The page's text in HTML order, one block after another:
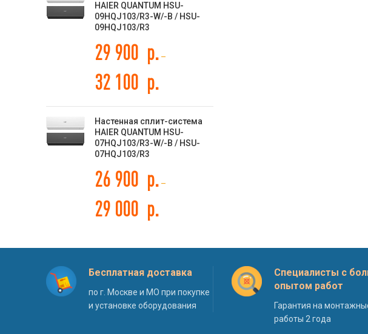
HAIER QUANTUM HSU-
09HQJ103/R3-W/-B / HSU-
09HQJ103/R3
29 900 р. –
32 100 р.
Настенная сплит-система
HAIER QUANTUM HSU-
07HQJ103/R3-W/-B / HSU-
07HQJ103/R3
26 900 р. –
29 000 р.
Бесплатная доставка
по г. Москве и МО при покупке
и установке оборудования
Специалисты с
опытом работ
Гарантия на
работы 2 года